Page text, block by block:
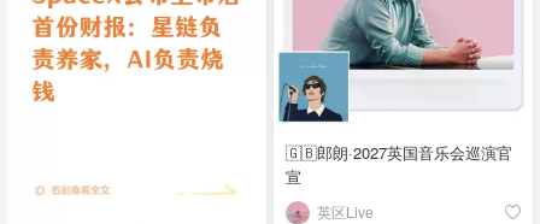
🇬🇧郎朗·2027英国音乐会巡演官
宣
英区Live